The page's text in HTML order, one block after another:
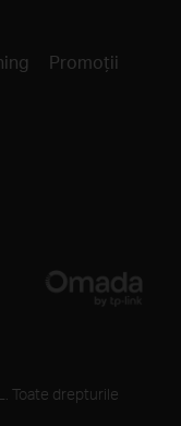
Promoții
Toate drepturile